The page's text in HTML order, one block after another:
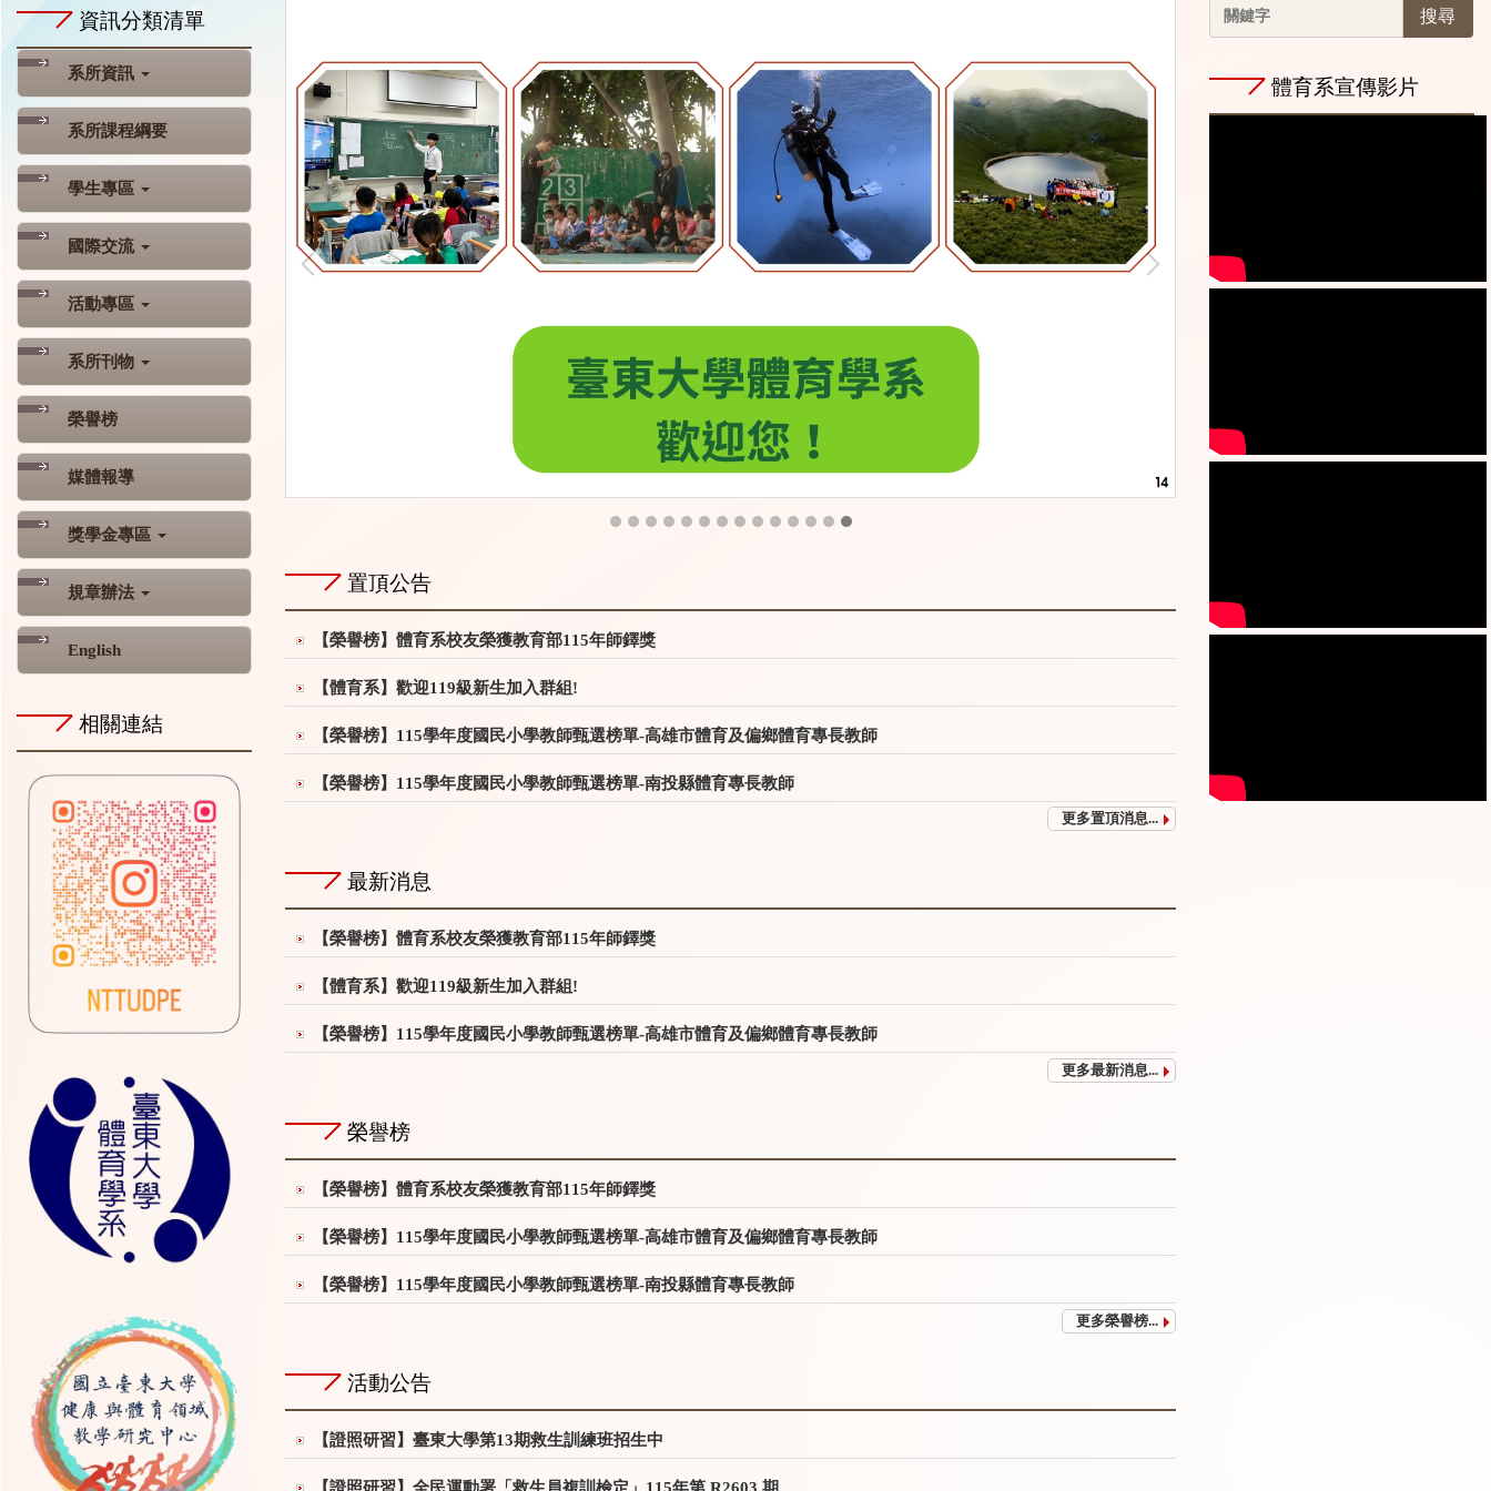
資訊分類清單
系所資訊
系所課程綱要
學生專區
國際交流
活動專區
系所刊物
榮譽榜
媒體報導
獎學金專區
規章辦法
English
相關連結
置頂公告
【榮譽榜】體育系校友榮獲教育部115年師鐸獎
【體育系】歡迎119級新生加入群組!
【榮譽榜】115學年度國民小學教師甄選榜單-高雄市體育及偏鄉體育專長教師
【榮譽榜】115學年度國民小學教師甄選榜單-南投縣體育專長教師
更多置頂消息...
最新消息
【榮譽榜】體育系校友榮獲教育部115年師鐸獎
【體育系】歡迎119級新生加入群組!
【榮譽榜】115學年度國民小學教師甄選榜單-高雄市體育及偏鄉體育專長教師
更多最新消息...
榮譽榜
【榮譽榜】體育系校友榮獲教育部115年師鐸獎
【榮譽榜】115學年度國民小學教師甄選榜單-高雄市體育及偏鄉體育專長教師
【榮譽榜】115學年度國民小學教師甄選榜單-南投縣體育專長教師
更多榮譽榜...
活動公告
【證照研習】臺東大學第13期救生訓練班招生中
搜尋
體育系宣傳影片